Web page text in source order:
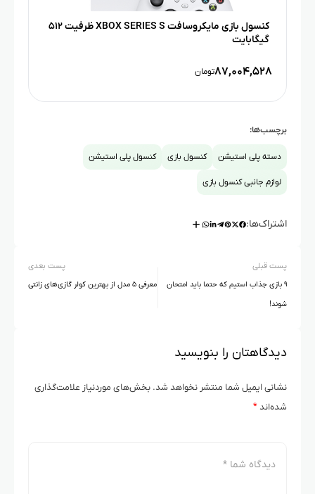
کنسول بازی مایکروسافت XBOX SERIES S ظرفیت ۵۱۲
گیگابایت
۸۷,۰۰۴,۵۲۸تومان
برچسب‌ها:
دسته پلی استیشن کنسول بازی کنسول پلی استیشن
لوازم جانبی کنسول بازی
اشتراک‌ها:
پست قبلی
۹ بازی جذاب استیم که حتما باید امتحان
شوند!
پست بعدی
معرفی ۵ مدل از بهترین کولر گازی‌های زانتی
دیدگاهتان را بنویسید
نشانی ایمیل شما منتشر نخواهد شد. بخش‌های موردنیاز علامت‌گذاری
شده‌اند*